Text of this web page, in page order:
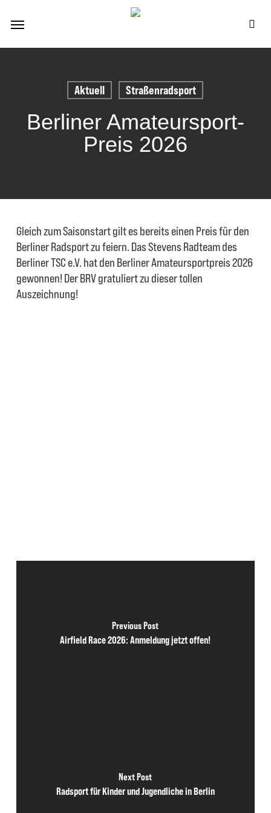
Menu
Aktuell Straßenradsport
Berliner Amateursport-
Preis 2026
Gleich zum Saisonstart gilt es bereits einen Preis für den
Berliner Radsport zu feiern. Das Stevens Radteam des
Berliner TSC e.V. hat den Berliner Amateursportpreis 2026
gewonnen! Der BRV gratuliert zu dieser tollen
Auszeichnung!
Previous Post
Airfield Race 2026: Anmeldung jetzt offen!
Next Post
Radsport für Kinder und Jugendliche in Berlin